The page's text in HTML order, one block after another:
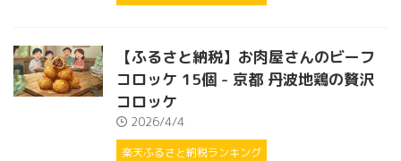
【ふるさと納税】お肉屋さんのビーフ
コロッケ 15個 - 京都 丹波地鶏の贅沢
コロッケ
2026/4/4
楽天ふるさと納税ランキング